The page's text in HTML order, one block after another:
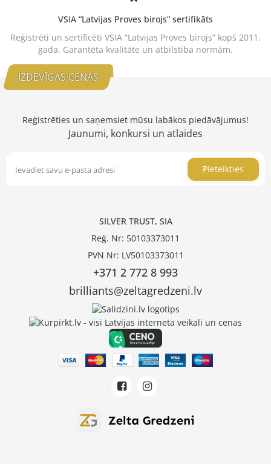
VSIA “Latvijas Proves birojs” sertifikāts
Reģistrēti un sertificēti VSIA “Latvijas Proves birojs” kopš 2011.
gada. Garantēta kvalitāte un atbilstība normām.
IZDEVĪGAS CENAS
Reģistrēties un saņemsiet mūsu labākos piedāvājumus!
Jaunumi, konkursi un atlaides
Pieteikties
SILVER TRUST, SIA
Reģ. Nr: 50103373011
PVN Nr: LV50103373011
+371 2 772 8 993
brilliants@zeltagredzeni.lv